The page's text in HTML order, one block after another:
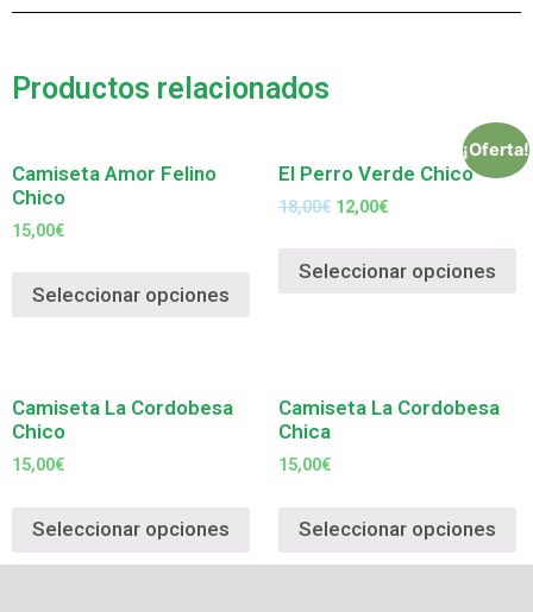
Productos relacionados
Camiseta Amor Felino
Chico
15,00€
Seleccionar opciones
¡Oferta!
El Perro Verde Chico
18,00€ 12,00€
Seleccionar opciones
Camiseta La Cordobesa
Chico
15,00€
Seleccionar opciones
Camiseta La Cordobesa
Chica
15,00€
Seleccionar opciones